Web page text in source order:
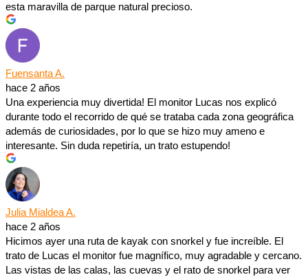
esta maravilla de parque natural precioso.
Fuensanta A.
hace 2 años
Una experiencia muy divertida! El monitor Lucas nos explicó
durante todo el recorrido de qué se trataba cada zona geográfica
además de curiosidades, por lo que se hizo muy ameno e
interesante. Sin duda repetiría, un trato estupendo!
Julia Mialdea A.
hace 2 años
Hicimos ayer una ruta de kayak con snorkel y fue increíble. El
trato de Lucas el monitor fue magnífico, muy agradable y cercano.
Las vistas de las calas, las cuevas y el rato de snorkel para ver